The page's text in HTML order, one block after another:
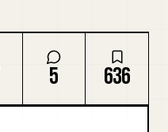
5 636